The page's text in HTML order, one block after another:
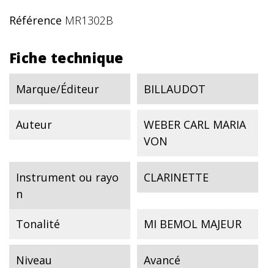
Référence MR1302B
Fiche technique
Marque/Éditeur BILLAUDOT
Auteur
WEBER CARL MARIA
VON
Instrument ou rayo
n
CLARINETTE
Tonalité MI BEMOL MAJEUR
Niveau Avancé